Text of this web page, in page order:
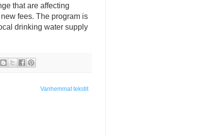
that are affecting
fees. The program is
drinking water supply
Vanhemmat tekstit